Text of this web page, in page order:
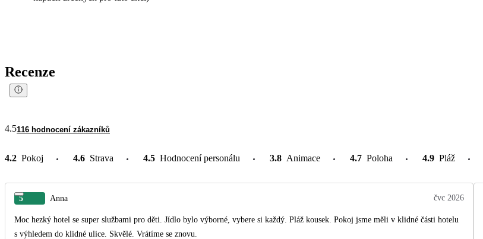
Recenze
4.5116 hodnocení zákazníků
4.2 Pokoj 4.6 Strava 4.5 Hodnocení personálu 3.8 Animace 4.7 Poloha 4.9 Pláž
5 Anna čvc 2026
Moc hezký hotel se super službami pro děti. Jídlo bylo výborné, vybere si každý. Pláž kousek. Pokoj jsme měli v klidné části hotelu
s výhledem do klidné ulice. Skvělé. Vrátíme se znovu.